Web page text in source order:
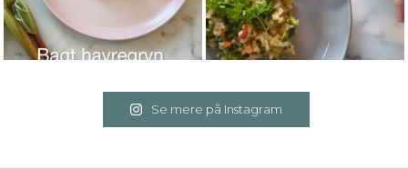
Se mere på Instagram